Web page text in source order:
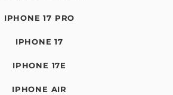
IPHONE 17 PRO
IPHONE 17
IPHONE 17E
IPHONE AIR